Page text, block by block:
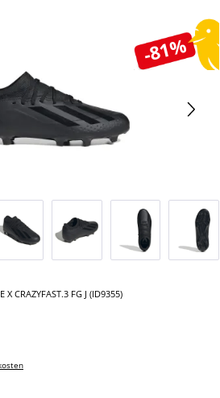
-81%
X CRAZYFAST.3 FG J (ID9355)